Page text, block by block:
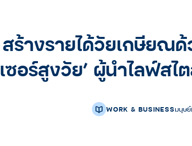
สร้างรายได้วัยเกษียณ
เซอร์สูงวัย’ ผู้นำไลฟ์ส
WORK & BUSINESSมนุษ